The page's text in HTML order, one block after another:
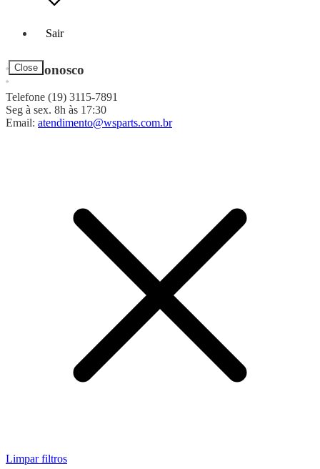
Sair
Close
Fale Conosco
Telefone (19) 3115-7891
Seg à sex. 8h às 17:30
Email: atendimento@wsparts.com.br
Limpar filtros